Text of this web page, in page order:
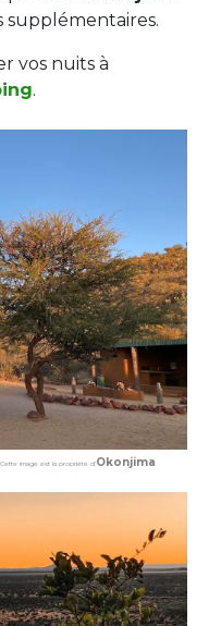
supplémentaires.
vos nuits à
.
image est la propriété d’Okonjima